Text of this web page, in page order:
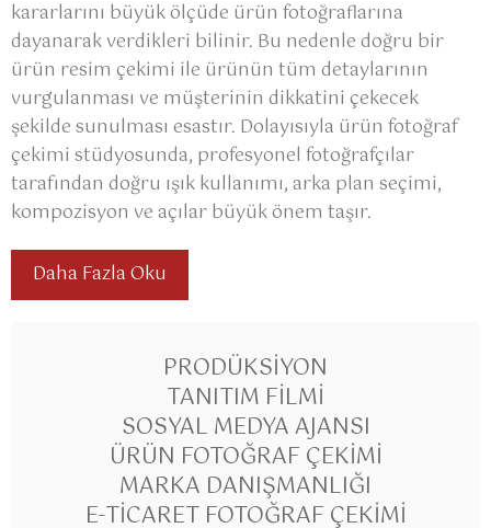
kararlarını büyük ölçüde ürün fotoğraflarına
dayanarak verdikleri bilinir. Bu nedenle doğru bir
ürün resim çekimi ile ürünün tüm detaylarının
vurgulanması ve müşterinin dikkatini çekecek
şekilde sunulması esastır. Dolayısıyla ürün fotoğraf
çekimi stüdyosunda, profesyonel fotoğrafçılar
tarafından doğru ışık kullanımı, arka plan seçimi,
kompozisyon ve açılar büyük önem taşır.
Daha Fazla Oku
PRODÜKSIYON
TANITIM FILMI
SOSYAL MEDYA AJANSI
ÜRÜN FOTOĞRAF ÇEKIMI
MARKA DANIŞMANLIĞI
E-TICARET FOTOĞRAF ÇEKIMI